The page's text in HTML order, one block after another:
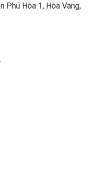
Phú Hòa 1, Hòa Vang,